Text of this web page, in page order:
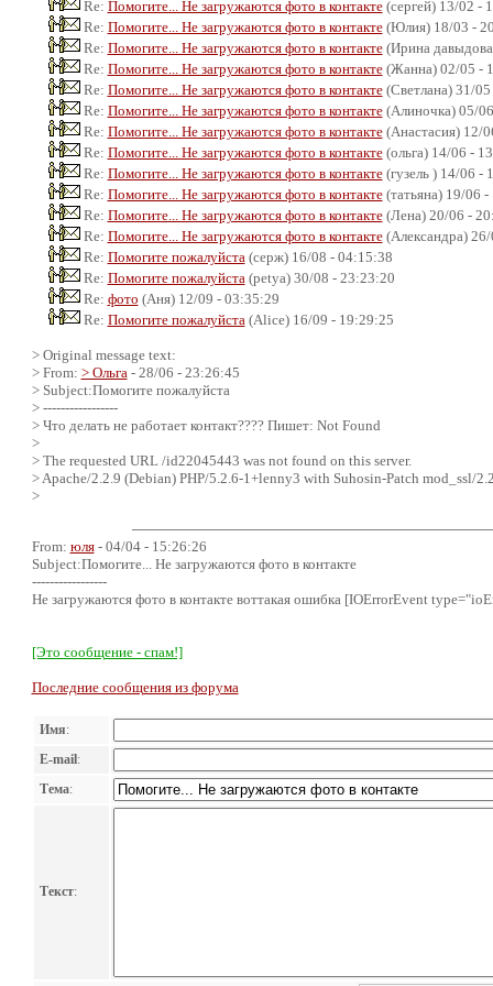
Re: Помогите... Не загружаются фото в контакте(сергей) 13/02 -
Re: Помогите... Не загружаются фото в контакте(Юлия) 18/03 -
Re: Помогите... Не загружаются фото в контакте(Ирина
Re: Помогите... Не загружаются фото в контакте(Жанна) 02/05 -
Re: Помогите... Не загружаются фото в контакте(Светлана) 31/
Re: Помогите... Не загружаются фото в контакте(Алиночка) 05/
Re: Помогите... Не загружаются фото в контакте(Анастасия) 12/
Re: Помогите... Не загружаются фото в контакте(ольга) 14/06 -
Re: Помогите... Не загружаются фото в контакте(гузель ) 14/06 -
Re: Помогите... Не загружаются фото в контакте(татьяна) 19/06
Re: Помогите... Не загружаются фото в контакте(Лена) 20/06 -
Re: Помогите... Не загружаются фото в контакте(Александра)
Re: Помогите пожалуйста (серж) 16/08 - 04:15:38
Re: Помогите пожалуйста (petya) 30/08 - 23:23:20
Re: фото (Аня) 12/09 - 03:35:29
Re: Помогите пожалуйста (Alice) 16/09 - 19:29:25
> Original message text:
> From: > Ольга - 28/06 - 23:26:45
> Subject:Помогите пожалуйста
> -----------------
> Что делать не работает контакт???? Пишет: Not Found
>
> The requested URL /id22045443 was not found on this server.
> Apache/2.2.9 (Debian) PHP/5.2.6-1+lenny3 with Suhosin-Patch mod_ssl/
>
From: юля- 04/04 - 15:26:26
Subject:Помогите... Не загружаются фото в контакте
-----------------
Не загружаются фото в контакте воттакая ошибка [IOErrorEvent
[Это сообщение - спам!]
Последние сообщения из форума
Имя:
E-mail:
Тема:
Текст: